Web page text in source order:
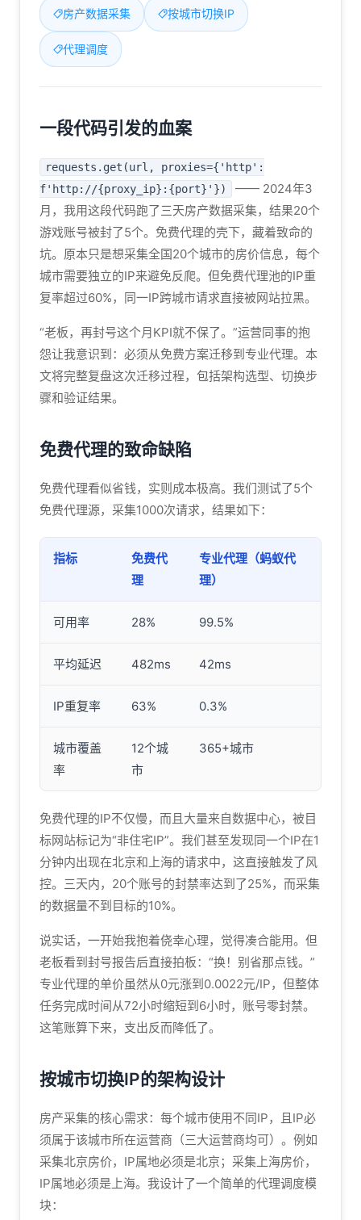
房产数据采集 按城市切换IP
代理调度
一段代码引发的血案
requests.get(url, proxies={'http':
f'http://{proxy_ip}:{port}'})
—— 2024年3
月，我用这段代码跑了三天房产数据采集，结果20个
游戏账号被封了5个。免费代理的壳下，藏着致命的
坑。原本只是想采集全国20个城市的房价信息，每个
城市需要独立的IP来避免反爬。但免费代理池的IP重
复率超过60%，同一IP跨城市请求直接被网站拉黑。
“老板，再封号这个月KPI就不保了。”运营同事的抱
怨让我意识到：必须从免费方案迁移到专业代理。本
文将完整复盘这次迁移过程，包括架构选型、切换步
骤和验证结果。
免费代理的致命缺陷
免费代理看似省钱，实则成本极高。我们测试了5个
免费代理源，采集1000次请求，结果如下：
指标
免费代
理
专业代理（蚂蚁代
理）
可用率 28% 99.5%
平均延迟 482ms 42ms
IP重复率 63% 0.3%
城市覆盖
率
12个城
市
365+城市
免费代理的IP不仅慢，而且大量来自数据中心，被目
标网站标记为“非住宅IP”。我们甚至发现同一个IP在1
分钟内出现在北京和上海的请求中，这直接触发了风
控。三天内，20个账号的封禁率达到了25%，而采集
的数据量不到目标的10%。
说实话，一开始我抱着侥幸心理，觉得凑合能用。但
老板看到封号报告后直接拍板：“换！别省那点钱。”
专业代理的单价虽然从0元涨到0.0022元/IP，但整体
任务完成时间从72小时缩短到6小时，账号零封禁。
这笔账算下来，支出反而降低了。
按城市切换IP的架构设计
房产采集的核心需求：每个城市使用不同IP，且IP必
须属于该城市所在运营商（三大运营商均可）。例如
采集北京房价，IP属地必须是北京；采集上海房价，
IP属地必须是上海。我设计了一个简单的代理调度模
块：